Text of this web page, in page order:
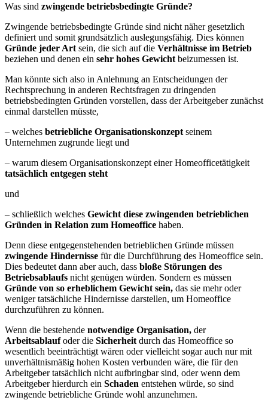
Was sind zwingende betriebsbedingte Gründe?
Zwingende betriebsbedingte Gründe sind nicht näher gesetzlich
definiert und somit grundsätzlich auslegungsfähig. Dies können
Gründe jeder Art sein, die sich auf die Verhältnisse im Betrieb
beziehen und denen ein sehr hohes Gewicht beizumessen ist.
Man könnte sich also in Anlehnung an Entscheidungen der
Rechtsprechung in anderen Rechtsfragen zu dringenden
betriebsbedingten Gründen vorstellen, dass der Arbeitgeber zunächst
einmal darstellen müsste,
– welches betriebliche Organisationskonzept seinem
Unternehmen zugrunde liegt und
– warum diesem Organisationskonzept einer Homeofficetätigkeit
tatsächlich entgegen steht
und
– schließlich welches Gewicht diese zwingenden betrieblichen
Gründen in Relation zum Homeoffice haben.
Denn diese entgegenstehenden betrieblichen Gründe müssen
zwingende Hindernisse für die Durchführung des Homeoffice sein.
Dies bedeutet dann aber auch, dass bloße Störungen des
Betriebsablaufs nicht genügen würden. Sondern es müssen
Gründe von so erheblichem Gewicht sein, das sie mehr oder
weniger tatsächliche Hindernisse darstellen, um Homeoffice
durchzuführen zu können.
Wenn die bestehende notwendige Organisation, der
Arbeitsablaufoder die Sicherheit durch das Homeoffice so
wesentlich beeinträchtigt wären oder vielleicht sogar auch nur mit
unverhältnismäßig hohen Kosten verbunden wäre, die für den
Arbeitgeber tatsächlich nicht aufbringbar sind, oder wenn dem
Arbeitgeber hierdurch ein Schaden entstehen würde, so sind
zwingende betriebliche Gründe wohl anzunehmen.